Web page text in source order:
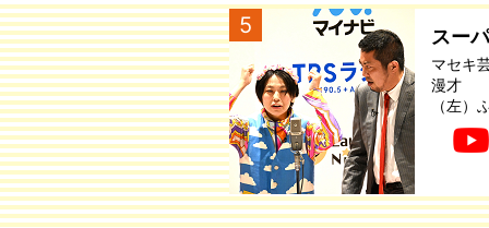
5 スー
マセキ
漫才
（左